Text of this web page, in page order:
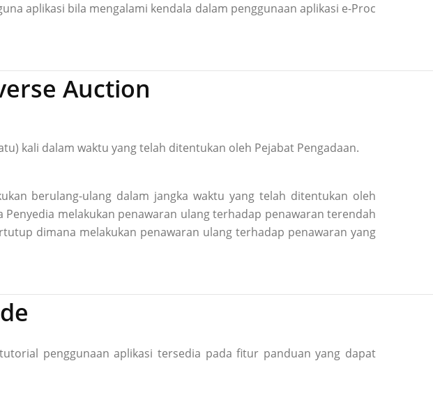
aplikasi bila mengalami kendala dalam penggunaan aplikasi e-Proc
Auction
kali dalam waktu yang telah ditentukan oleh Pejabat Pengadaan.
berulang-ulang dalam jangka waktu yang telah ditentukan oleh
melakukan penawaran ulang terhadap penawaran terendah
dimana melakukan penawaran ulang terhadap penawaran yang
penggunaan aplikasi tersedia pada fitur panduan yang dapat